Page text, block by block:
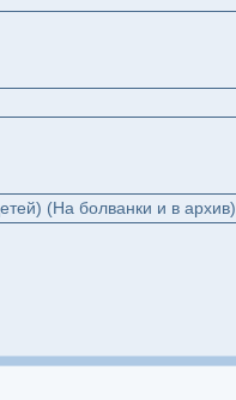
(На болванки и в архив)